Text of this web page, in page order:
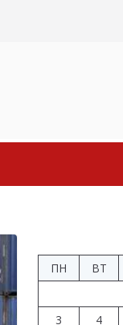
Завершено
ПН
ВТ
3
4